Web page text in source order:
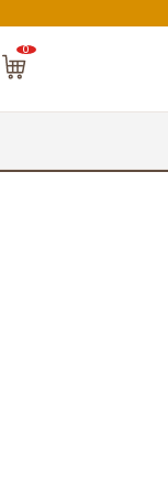
ー
ジ
0